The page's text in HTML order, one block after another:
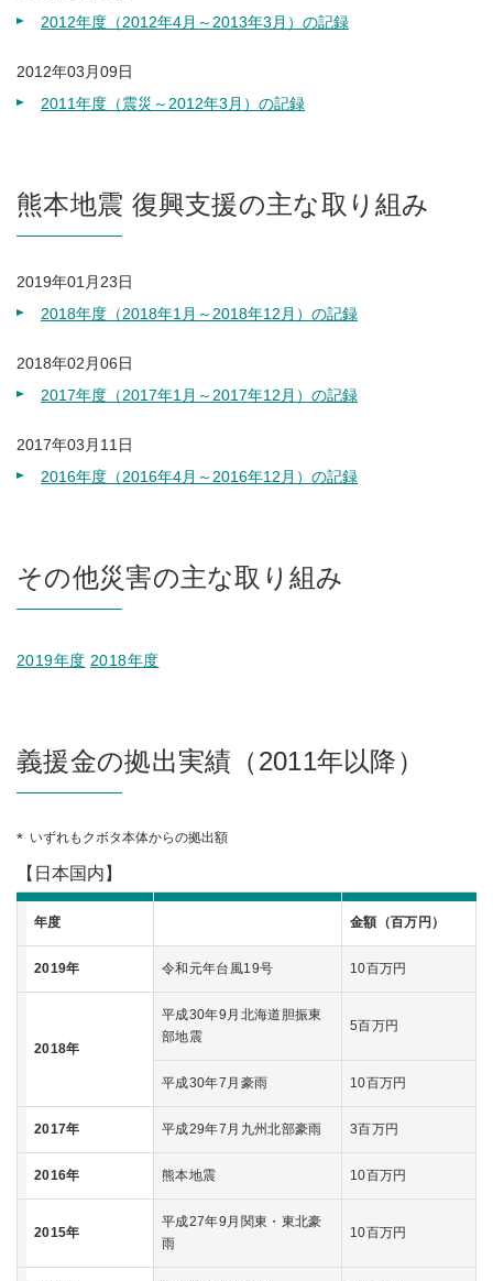
2012年度（2012年4月～2013年3月）の記録
2012年03月09日
2011年度（震災～2012年3月）の記録
熊本地震 復興支援の主な取り組み
2019年01月23日
2018年度（2018年1月～2018年12月）の記録
2018年02月06日
2017年度（2017年1月～2017年12月）の記録
2017年03月11日
2016年度（2016年4月～2016年12月）の記録
その他災害の主な取り組み
2019年度 2018年度
義援金の拠出実績（2011年以降）
いずれもクボタ本体からの拠出額
【日本国内】
年度 金額（百万円）
2019年 令和元年台風19号 10百万円
2018年
平成30年9月北海道胆振東
部地震
5百万円
平成30年7月豪雨 10百万円
2017年 平成29年7月九州北部豪雨 3百万円
2016年 熊本地震 10百万円
2015年
平成27年9月関東・東北豪
雨
10百万円